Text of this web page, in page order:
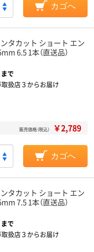
カゴへ
タカット ショート エン
6.5 1本（直送品）
まで
扱店３からお届け
販売価格（税込） ￥2,789
カゴへ
タカット ショート エン
7.5 1本（直送品）
まで
扱店３からお届け